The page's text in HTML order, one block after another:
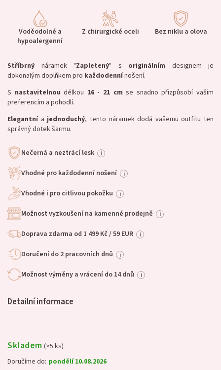
Voděodolné a
hypoalergenní
Z chirurgické oceli Bez niklu a olova
Stříbrný náramek "Zapletený" s originálním designem je
dokonalým doplňkem pro každodennínošení.
S nastavitelnou délkou 16 - 21 cm se snadno přizpůsobí vašim
preferencím a pohodlí.
Elegantníajednoduchý, tento náramek dodá vašemu outfitu ten
správný dotek šarmu.
Nečerná a neztrácí lesk i
Vhodné pro každodenní nošení i
Vhodné i pro citlivou pokožku i
Možnost vyzkoušení na kamenné prodejně i
Doprava zdarma od 1 499 Kč / 59 EUR i
Doručení do 2 pracovních dnů i
Možnost výměny a vrácení do 14 dnů i
Detailní informace
Skladem (>5 ks)
Doručíme do: pondělí 10.08.2026